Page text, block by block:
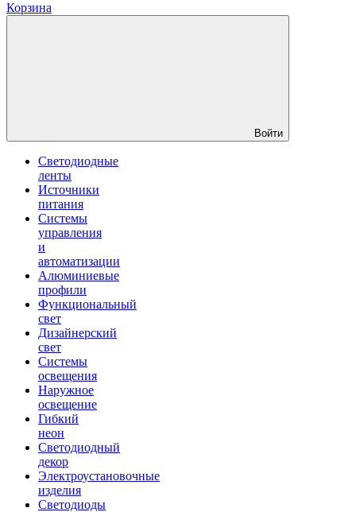
Корзина
Войти
Светодиодные
ленты
Источники
питания
Системы
управления
и
автоматизации
Алюминиевые
профили
Функциональный
свет
Дизайнерский
свет
Системы
освещения
Наружное
освещение
Гибкий
неон
Светодиодный
декор
Электроустановочные
изделия
Светодиоды